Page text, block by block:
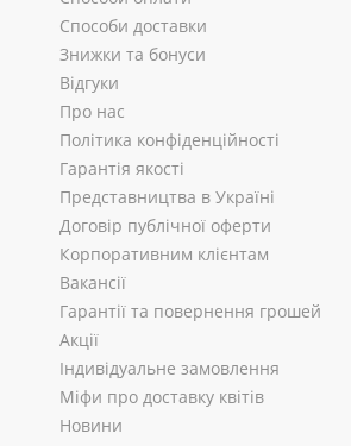
Способи доставки
Знижки та бонуси
Відгуки
Про нас
Політика конфіденційності
Гарантія якості
Представництва в Україні
Договір публічної оферти
Корпоративним клієнтам
Вакансії
Гарантії та повернення грошей
Акції
Індивідуальне замовлення
Міфи про доставку квітів
Новини